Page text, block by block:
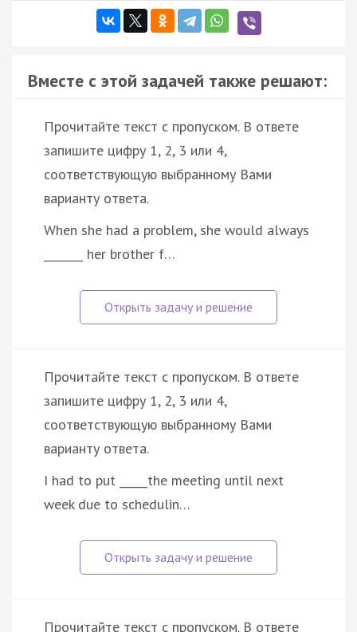
Вместе с этой задачей также решают:
Прочитайте текст с пропуском. В ответе
запишите цифру 1, 2, 3 или 4,
соответствующую выбранному Вами
варианту ответа.
When she had a problem, she would always
_______ her brother f…
Прочитайте текст с пропуском. В ответе
запишите цифру 1, 2, 3 или 4,
соответствующую выбранному Вами
варианту ответа.
I had to put _____the meeting until next
week due to schedulin…
Прочитайте текст с пропуском. В ответе